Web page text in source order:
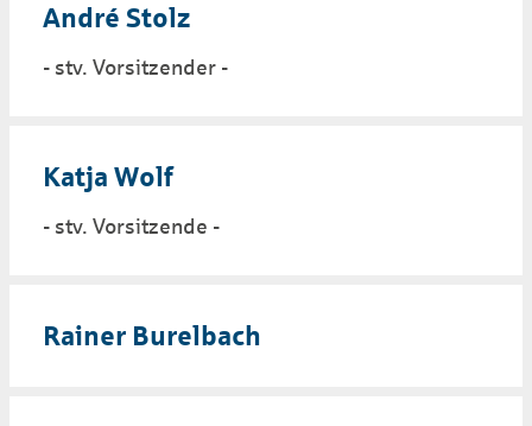
André Stolz
- stv. Vorsitzender -
Katja Wolf
- stv. Vorsitzende -
Rainer Burelbach